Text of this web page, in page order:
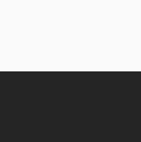
participantes.